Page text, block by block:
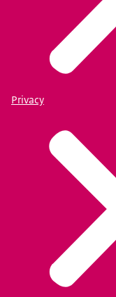
Privacy